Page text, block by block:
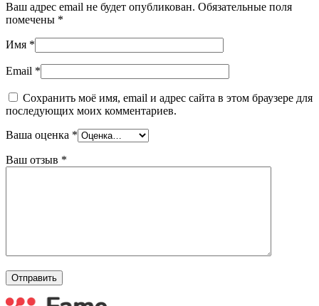
Ваш адрес email не будет опубликован. Обязательные поля
помечены *
Имя *
Email *
Сохранить моё имя, email и адрес сайта в этом браузере для
последующих моих комментариев.
Ваша оценка *
Ваш отзыв *